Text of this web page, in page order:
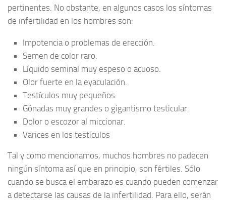
pertinentes. No obstante, en algunos casos los síntomas
de infertilidad en los hombres son:
Impotencia o problemas de erección.
Semen de color raro.
Líquido seminal muy espeso o acuoso.
Olor fuerte en la eyaculación.
Testículos muy pequeños.
Gónadas muy grandes o gigantismo testicular.
Dolor o escozor al miccionar.
Varices en los testículos
Tal y como mencionamos, muchos hombres no padecen
ningún síntoma así que en principio, son fértiles. Sólo
cuando se busca el embarazo es cuando pueden comenzar
a detectarse las causas de la infertilidad. Para ello, serán